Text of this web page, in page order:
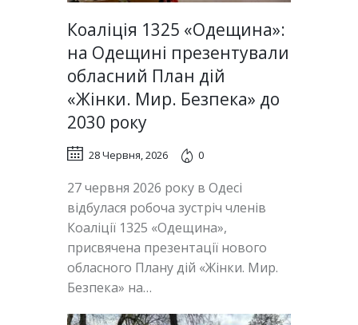
Коаліція 1325 «Одещина»:
на Одещині презентували
обласний План дій
«Жінки. Мир. Безпека» до
2030 року
28 Червня, 2026 0
27 червня 2026 року в Одесі
відбулася робоча зустріч членів
Коаліції 1325 «Одещина»,
присвячена презентації нового
обласного Плану дій «Жінки. Мир.
Безпека» на…